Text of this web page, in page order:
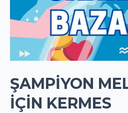
ŞAMPIYON
İÇIN KERMES